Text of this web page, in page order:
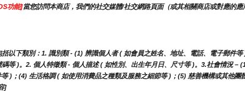
功能]當您訪問本商店，我們的社交媒體/社交網路頁面（或其相關商店或對應的
以下類別：1. 識別類 - (1) 辨識個人者 ( 如會員之姓名、地址、電話、電子郵件
等 )。2. 個人特徵類 - 個人描述 ( 如性別、出生年月日、尺寸等 )。3.社會情況
)；(4) 生活格調 ( 如使用消費品之種類及服務之細節等 )；(5) 慈善機構或其他團
]